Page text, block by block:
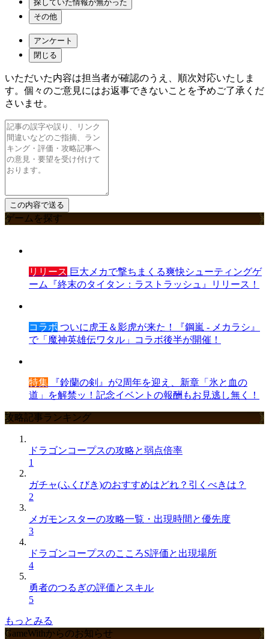
探していた情報が無かった
その他
アンケート
閉じる
いただいた内容は担当者が確認のうえ、順次対応いたしま
す。個々のご意見にはお返事できないことを予めご了承くだ
さいませ。
ゲームを探す
リリース 巨大メカで撃ちまくる爽快シューティングゲ
ーム『終末のタイタン：ラストラッシュ』リリース！
コラボ ついに虎王＆影虎が来た！『鋼嵐 - メカラシ』
で「魔神英雄伝ワタル」コラボ後半が開催！
特集 『鈴蘭の剣』が2周年を迎え、新章「氷と血の
道」を解禁ッ！記念イベントの報酬もお見逃し無く！
攻略記事ランキング
ドラゴンコープスの攻略と弱点倍率
1
ガチャ(ふくびき)のおすすめはどれ？引くべきは？
2
メガモンスターの攻略一覧・出現時間と優先度
3
ドラゴンコープスのこころS評価と出現場所
4
勇者のつるぎの評価とスキル
5
もっとみる
GameWithからのお知らせ